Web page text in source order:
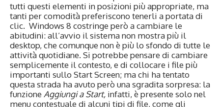
tutti questi elementi in posizioni più appropriate, ma
tanti per comodità preferiscono tenerli a portata di
clic. Windows 8 costringe però a cambiare le
abitudini: all’avvio il sistema non mostra più il
desktop, che comunque non è più lo sfondo di tutte le
attività quotidiane. Si potrebbe pensare di cambiare
semplicemente il contesto, e di collocare i file più
importanti sullo Start Screen; ma chi ha tentato
questa strada ha avuto però una sgradita sorpresa: la
funzione Aggiungi a Start, infatti, è presente solo nel
menu contestuale di alcuni tipi di file, come gli